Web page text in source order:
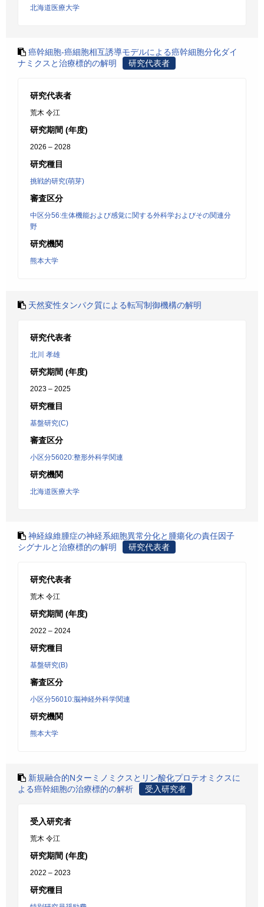
北海道医療大学
癌幹細胞-癌細胞相互誘導モデルによる癌幹細胞分化ダイ
ナミクスと治療標的の解明
研究代表者
研究代表者
荒木 令江
研究期間 (年度)
2026 – 2028
研究種目
挑戦的研究(萌芽)
審査区分
中区分56:生体機能および感覚に関する外科学およびその関連分
野
研究機関
熊本大学
天然変性タンパク質による転写制御機構の解明
研究代表者
北川 孝雄
研究期間 (年度)
2023 – 2025
研究種目
基盤研究(C)
審査区分
小区分56020:整形外科学関連
研究機関
北海道医療大学
神経線維腫症の神経系細胞異常分化と腫瘍化の責任因子
シグナルと治療標的の解明
研究代表者
研究代表者
荒木 令江
研究期間 (年度)
2022 – 2024
研究種目
基盤研究(B)
審査区分
小区分56010:脳神経外科学関連
研究機関
熊本大学
新規融合的Nターミノミクスとリン酸化プロテオミクスに
よる癌幹細胞の治療標的の解析
受入研究者
受入研究者
荒木 令江
研究期間 (年度)
2022 – 2023
研究種目